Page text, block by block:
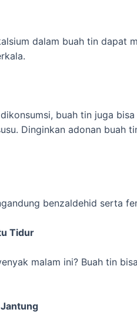
dalam buah tin dapat
buah tin juga
Dinginkan adonan buah
benzaldehid serta
Tidur
malam ini? Buah tin